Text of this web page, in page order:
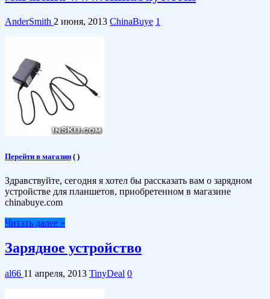
AnderSmith 2 июня, 2013 ChinaBuye 1
Перейти в магазин ( )
Здравствуйте, сегодня я хотел бы рассказать вам о зарядном
устройстве для планшетов, приобретенном в магазине
chinabuye.com
Читать далее »
Зарядное устройство
al66 11 апреля, 2013 TinyDeal 0